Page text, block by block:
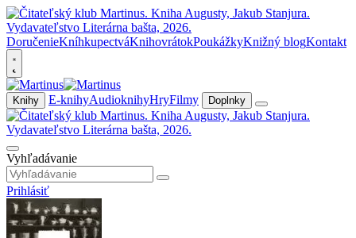
DoručenieKníhkupectváKnihovrátokPoukážkyKnižný blogKontakt
Knihy E-knihyAudioknihyHryFilmy Doplnky
Vyhľadávanie
Prihlásiť